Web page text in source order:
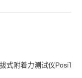
式附着力测试仪PosiTest